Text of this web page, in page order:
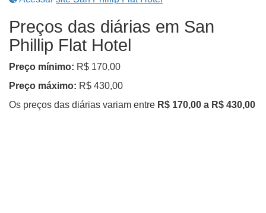
Preços das diárias em San
Phillip Flat Hotel
Preço mínimo: R$ 170,00
Preço máximo: R$ 430,00
Os preços das diárias variam entre R$ 170,00 a R$ 430,00